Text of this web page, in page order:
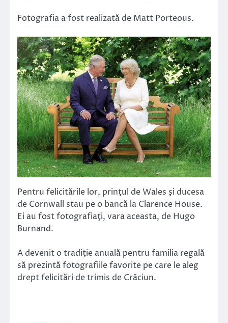
Fotografia a fost realizată de Matt Porteous.
Pentru felicitările lor, prinţul de Wales şi ducesa
de Cornwall stau pe o bancă la Clarence House.
Ei au fost fotografiaţi, vara aceasta, de Hugo
Burnand.
A devenit o tradiţie anuală pentru familia regală
să prezintă fotografiile favorite pe care le aleg
drept felicitări de trimis de Crăciun.